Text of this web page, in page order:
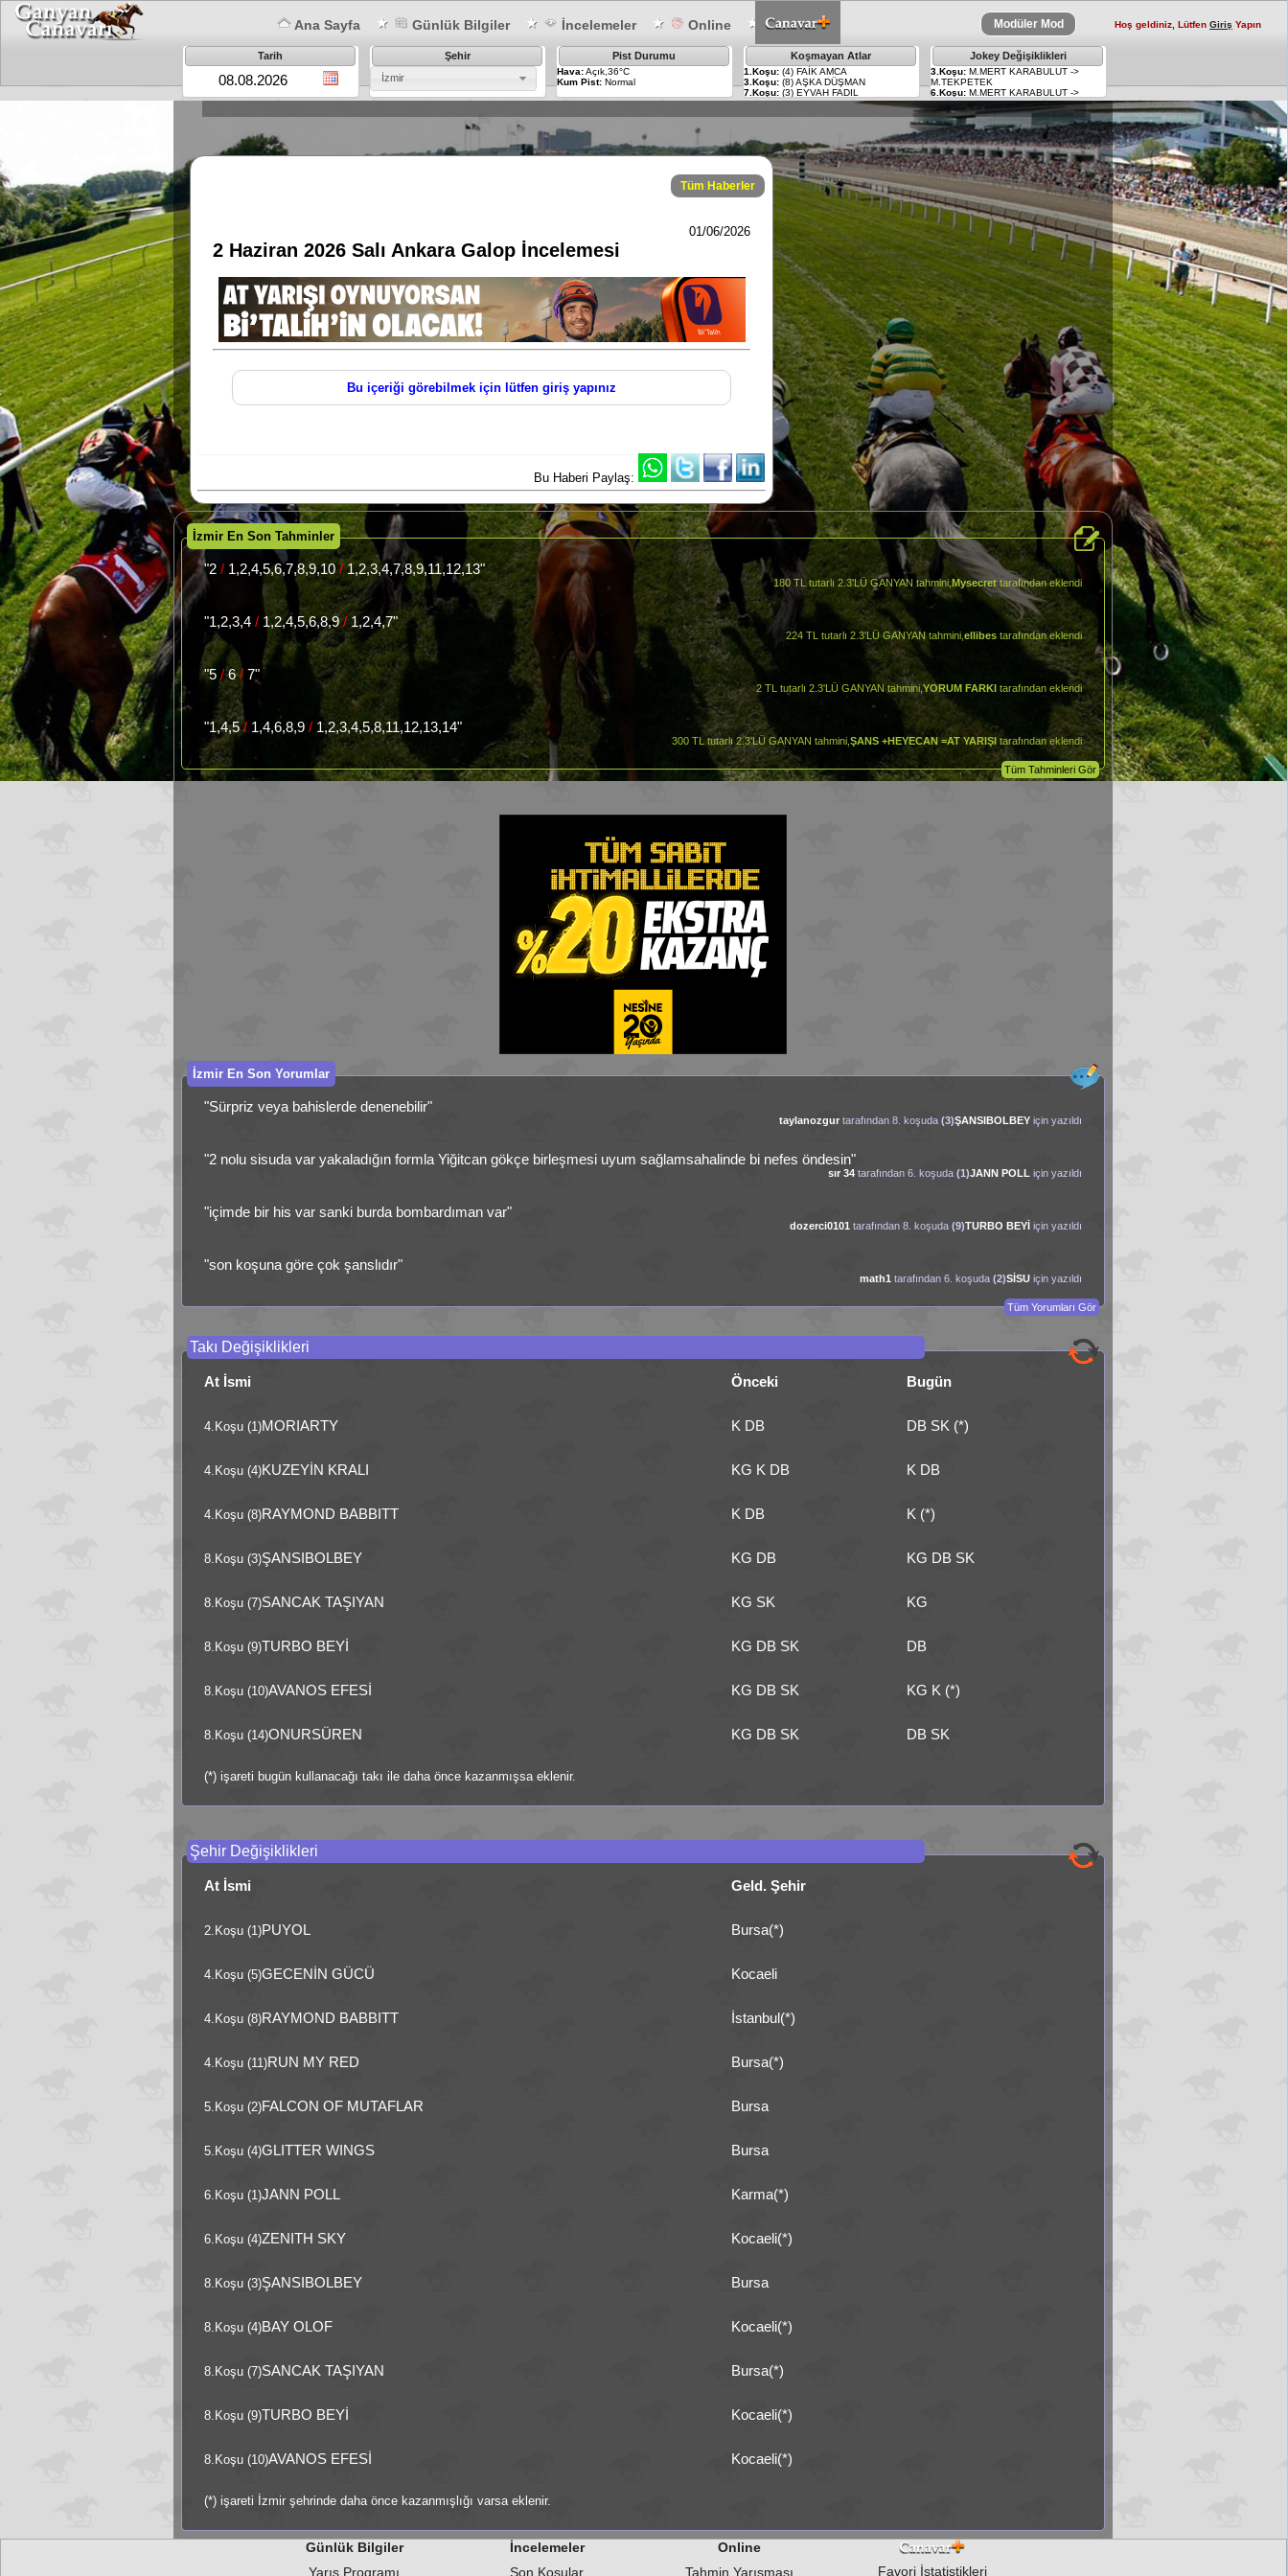
Ana Sayfa Günlük Bilgiler İncelemeler Online Modüler Mod Hoş geldiniz, Lütfen Giriş Yapın
Tarih
Şehir
İzmir
Pist Durumu
Hava:Açık,36°C
Kum Pist:Normal
Koşmayan Atlar
1.Koşu:(4) FAİK AMCA
3.Koşu:(8) AŞKA DÜŞMAN
7.Koşu:(3) EYVAH FADIL
Jokey Değişiklikleri
3.Koşu:M.MERT KARABULUT ->
M.TEKPETEK
6.Koşu:M.MERT KARABULUT ->
R.KETME
Tüm Haberler
01/06/2026
2 Haziran 2026 Salı Ankara Galop İncelemesi
Bu içeriği görebilmek için lütfen giriş yapınız
Bu Haberi Paylaş:
İzmir En Son Tahminler
"2/ 1,2,4,5,6,7,8,9,10/1,2,3,4,7,8,9,11,12,13"
180 TL tutarlı 2.3'LÜ GANYAN tahmini,Mysecret tarafından eklendi
"1,2,3,4/ 1,2,4,5,6,8,9/1,2,4,7"
224 TL tutarlı 2.3'LÜ GANYAN tahmini,ellibes tarafından eklendi
"5/6/ 7"
2 TL tutarlı 2.3'LÜ GANYAN tahmini,YORUM FARKI tarafından eklendi
"1,4,5/ 1,4,6,8,9/ 1,2,3,4,5,8,11,12,13,14"
300 TL tutarlı 2.3'LÜ GANYAN tahmini,ŞANS +HEYECAN =AT YARIŞI tarafından eklendi
Tüm Tahminleri Gör
İzmir En Son Yorumlar
"Sürpriz veya bahislerde denenebilir"
taylanozgur tarafından 8. koşuda(3)ŞANSIBOLBEY için yazıldı
"2 nolu sisuda var yakaladığın formla Yiğitcan gökçe birleşmesi uyum sağlamsahalinde bi nefes öndesin"
sır 34 tarafından 6. koşuda(1)JANN POLL için yazıldı
"içimde bir his var sanki burda bombardıman var"
dozerci0101 tarafından 8. koşuda(9)TURBO BEYİ için yazıldı
"son koşuna göre çok şanslıdır"
math1 tarafından 6. koşuda(2)SİSU için yazıldı
Tüm Yorumları Gör
Takı Değişiklikleri
At İsmi Önceki Bugün
4.Koşu (1)MORIARTY K DB DB SK (*)
4.Koşu (4)KUZEYİN KRALI KG K DB K DB
4.Koşu (8)RAYMOND BABBITT K DB K (*)
8.Koşu (3)ŞANSIBOLBEY KG DB KG DB SK
8.Koşu (7)SANCAK TAŞIYAN KG SK KG
8.Koşu (9)TURBO BEYİ KG DB SK DB
8.Koşu (10)AVANOS EFESİ KG DB SK KG K (*)
8.Koşu (14)ONURSÜREN KG DB SK DB SK
(*) işareti bugün kullanacağı takı ile daha önce kazanmışsa eklenir.
Şehir Değişiklikleri
At İsmi Geld. Şehir
2.Koşu (1)PUYOL Bursa(*)
4.Koşu (5)GECENİN GÜCÜ Kocaeli
4.Koşu (8)RAYMOND BABBITT İstanbul(*)
4.Koşu (11)RUN MY RED Bursa(*)
5.Koşu (2)FALCON OF MUTAFLAR Bursa
5.Koşu (4)GLITTER WINGS Bursa
6.Koşu (1)JANN POLL Karma(*)
6.Koşu (4)ZENITH SKY Kocaeli(*)
8.Koşu (3)ŞANSIBOLBEY Bursa
8.Koşu (4)BAY OLOF Kocaeli(*)
8.Koşu (7)SANCAK TAŞIYAN Bursa(*)
8.Koşu (9)TURBO BEYİ Kocaeli(*)
8.Koşu (10)AVANOS EFESİ Kocaeli(*)
(*) işareti İzmir şehrinde daha önce kazanmışlığı varsa eklenir.
Günlük Bilgiler
Yarış Programı
İncelemeler
Son Koşular
Online
Tahmin Yarışması
Favori İstatistikleri
×